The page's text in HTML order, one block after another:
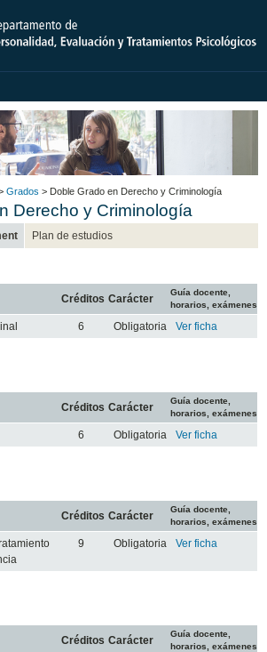
Grados > Doble Grado en Derecho y Criminología
Derecho y Criminología
Plan de estudios
Créditos Carácter
Guía docente,
horarios, exámenes
6 Obligatoria Ver ficha
Créditos Carácter
Guía docente,
horarios, exámenes
6 Obligatoria Ver ficha
Créditos Carácter
Guía docente,
horarios, exámenes
9 Obligatoria Ver ficha
Créditos Carácter
Guía docente,
horarios, exámenes